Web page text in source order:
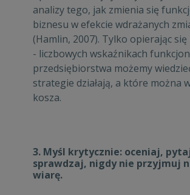
analizy tego, jak zmienia się
biznesu w efekcie wdrażanych
(Hamlin, 2007). Tylko opierając
- liczbowych wskaźnikach
przedsiębiorstwa możemy
strategie działają, a które można
kosza.
3. Myśl krytycznie: oceniaj,
sprawdzaj, nigdy nie przyjmuj
wiarę.